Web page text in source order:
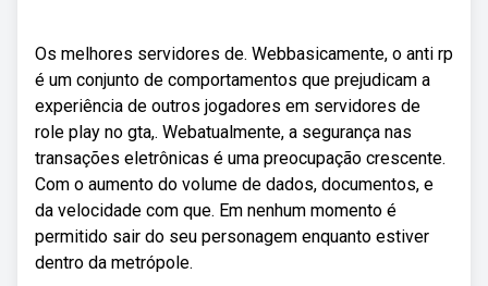
Os melhores servidores de. Webbasicamente, o anti rp
é um conjunto de comportamentos que prejudicam a
experiência de outros jogadores em servidores de
role play no gta,. Webatualmente, a segurança nas
transações eletrônicas é uma preocupação crescente.
Com o aumento do volume de dados, documentos, e
da velocidade com que. Em nenhum momento é
permitido sair do seu personagem enquanto estiver
dentro da metrópole.